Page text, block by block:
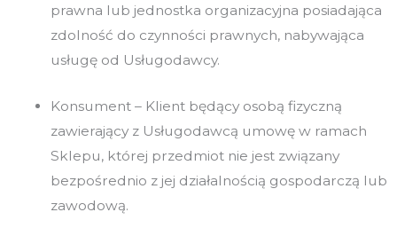
prawna lub jednostka organizacyjna posiadająca
zdolność do czynności prawnych, nabywająca
usługę od Usługodawcy.
Konsument – Klient będący osobą fizyczną
zawierający z Usługodawcą umowę w ramach
Sklepu, której przedmiot nie jest związany
bezpośrednio z jej działalnością gospodarczą lub
zawodową.